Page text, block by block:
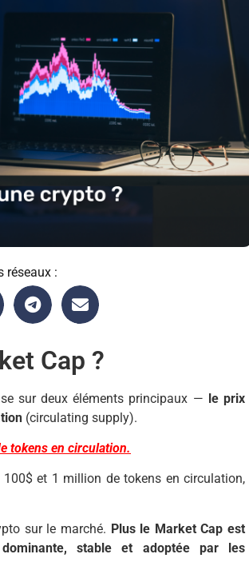
réseaux :
Cap ?
sur deux éléments principaux — le prix
(circulating supply).
tokens en circulation.
et 1 million de tokens en circulation,
sur le marché. Plus le Market Cap est
stable et adoptée par les